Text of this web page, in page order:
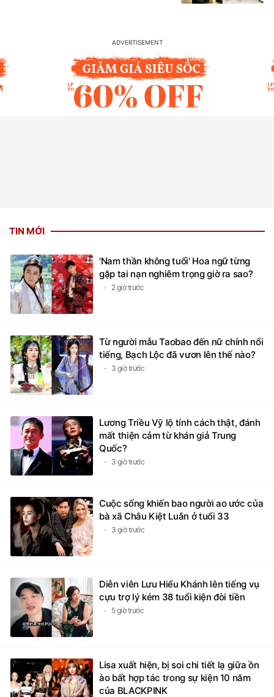
TIN MỚI
'Nam thần không tuổi' Hoa ngữ từng
gặp tai nạn nghiêm trọng giờ ra sao?
2 giờ trước
Từ người mẫu Taobao đến nữ chính nổi
tiếng, Bạch Lộc đã vươn lên thế nào?
3 giờ trước
Lương Triều Vỹ lộ tính cách thật, đánh
mất thiện cảm từ khán giả Trung
Quốc?
3 giờ trước
Cuộc sống khiến bao người ao ước của
bà xã Châu Kiệt Luân ở tuổi 33
3 giờ trước
Diễn viên Lưu Hiểu Khánh lên tiếng vụ
cựu trợ lý kém 38 tuổi kiện đòi tiền
5 giờ trước
Lisa xuất hiện, bị soi chi tiết lạ giữa ồn
ào bất hợp tác trong sự kiện 10 năm
của BLACKPINK